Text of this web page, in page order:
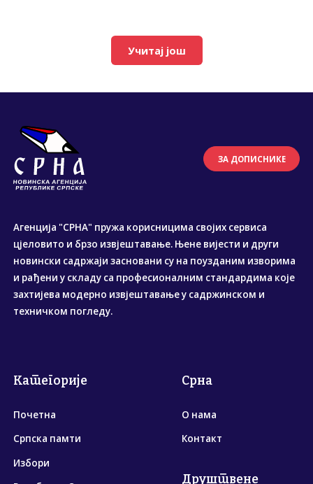
Учитај још
ЗА ДОПИСНИКЕ
Агенција "СРНА" пружа корисницима својих сервиса
цјеловито и брзо извјештавање. Њене вијести и други
новински садржаји засновани су на поузданим изворима
и рађени у складу са професионалним стандардима које
захтијева модерно извјештавање у садржинском и
техничком погледу.
Категорије
Почетна
Српска памти
Избори
Срна
О нама
Контакт
Друштвене